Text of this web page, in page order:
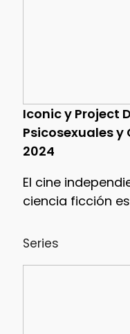
Iconic y Project
Psicosexuales
2024
El cine
ciencia ficción
Series